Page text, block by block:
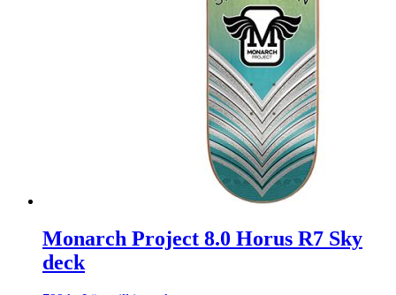
Monarch Project 8.0 Horus R7 Sky
deck